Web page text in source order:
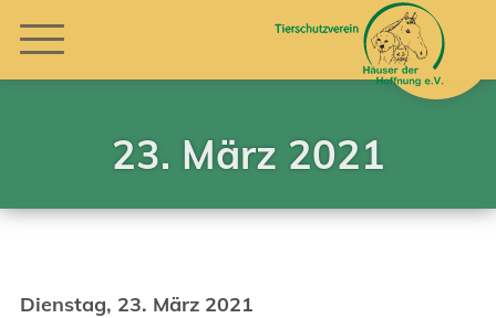
23. März 2021
Dienstag, 23. März 2021